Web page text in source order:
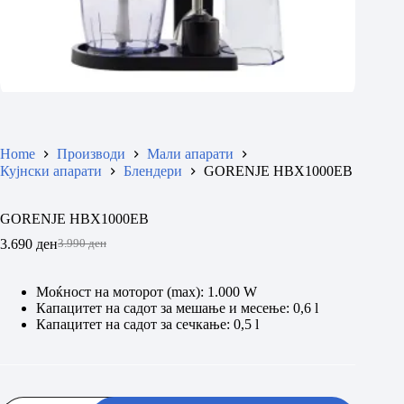
Home Производи
Мали апарати
Кујнски апарати
Блендери GORENJE HBX1000EB
GORENJE HBX1000EB
3.990ден
Original
was:
3.990 ден.
3.690 денCurrent
is:
3.690 ден.
Моќност на моторот (max): 1.000 W
Капацитет на садот за мешање и месење: 0,6 l
Капацитет на садот за сечкање: 0,5 l